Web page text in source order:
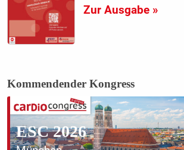
Zur Ausgabe »
Kommendender Kongress
ESC 2026